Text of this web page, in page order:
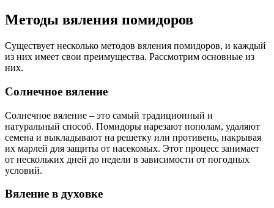
Методы вяления помидоров
Существует несколько методов вяления помидоров, и каждый
из них имеет свои преимущества. Рассмотрим основные из
них.
Солнечное вяление
Солнечное вяление – это самый традиционный и
натуральный способ. Помидоры нарезают пополам, удаляют
семена и выкладывают на решетку или противень, накрывая
их марлей для защиты от насекомых. Этот процесс занимает
от нескольких дней до недели в зависимости от погодных
условий.
Вяление в духовке